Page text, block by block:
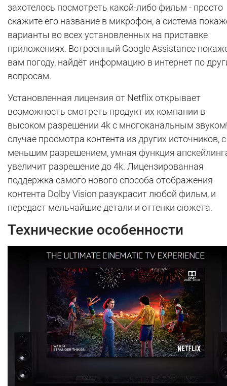
захотелось посмотреть какой-либо фильм - просто
скажите его название в микрофон, а система
варианты во всех установленных на приставке
приложениях. Встроенный Google Assistance
вам погоду, найдёт информацию в интернет по
вопросам.
Установленная лицензия от Netflix открывает
возможность смотреть продукт их компании в
высоком разрешении 4k с многоканальным
случае просмотра контента из других источников, с
меньшим разрешением, умная функция
увеличит разрешение до 4k. Лицензированная
поддержка самого нового способа отображения
контента Dolby Vision разукрасит любой фильм, и
передаст мельчайшие детали и оттенки сюжета.
Технические особенности